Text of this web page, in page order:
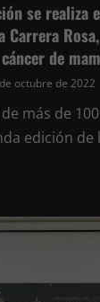
se realiza
Carrera
de
octubre de 2022
más de
edición de